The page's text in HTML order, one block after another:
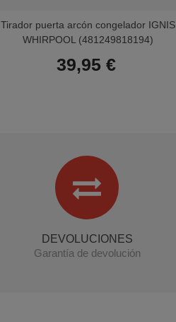
Tirador puerta arcón congelador IGNIS
WHIRPOOL (481249818194)
39,95 €
DEVOLUCIONES
Garantía de devolución